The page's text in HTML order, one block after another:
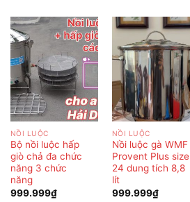
NỒI LUỘC
Bộ nồi luộc hấp
giò chả đa chức
năng 3 chức
năng
999.999₫
NỒI LUỘC
Nồi luộc gà WMF
Provent Plus size
24 dung tích 8,8
lít
999.999₫